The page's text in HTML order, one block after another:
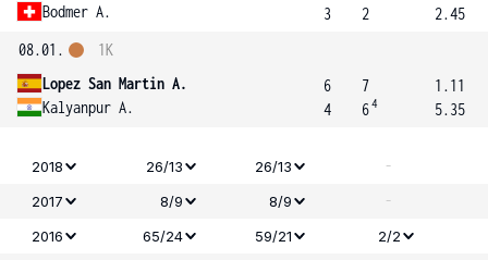
Bodmer A.
3
2
2.45
08.01.
Lopez San Martin A.
Kalyanpur A.
1K
6
4
7
64
1.11
5.35
2018 26/13 26/13 -
2017 8/9 8/9 -
2016 65/24 59/21
2/2